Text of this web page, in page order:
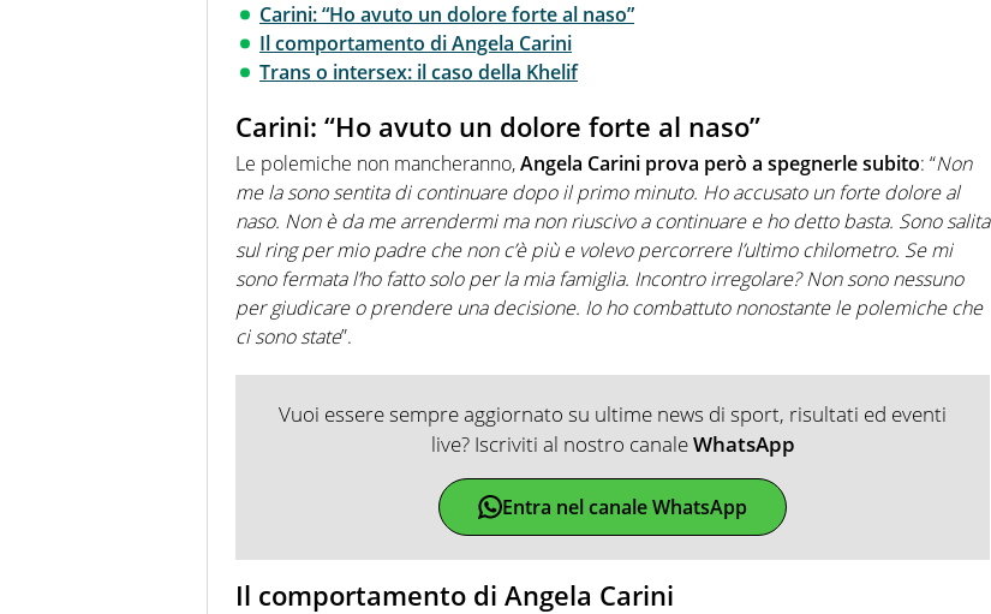
Carini: “Ho avuto un dolore forte al naso”
Il comportamento di Angela Carini
Trans o intersex: il caso della Khelif
Carini: “Ho avuto un dolore forte al naso”
Le polemiche non mancheranno,Angela Carini prova però a spegnerle subito: “Non
me la sono sentita di continuare dopo il primo minuto. Ho accusato un forte dolore al
naso. Non è da me arrendermi ma non riuscivo a continuare e ho detto basta. Sono salita
sul ring per mio padre che non c’è più e volevo percorrere l’ultimo chilometro. Se mi
sono fermata l’ho fatto solo per la mia famiglia. Incontro irregolare? Non sono nessuno
per giudicare o prendere una decisione. Io ho combattuto nonostante le polemiche che
ci sono state”.
Vuoi essere sempre aggiornato su ultime news di sport, risultati ed eventi
live? Iscriviti al nostro canaleWhatsApp
Entra nel canale WhatsApp
Il comportamento di Angela Carini